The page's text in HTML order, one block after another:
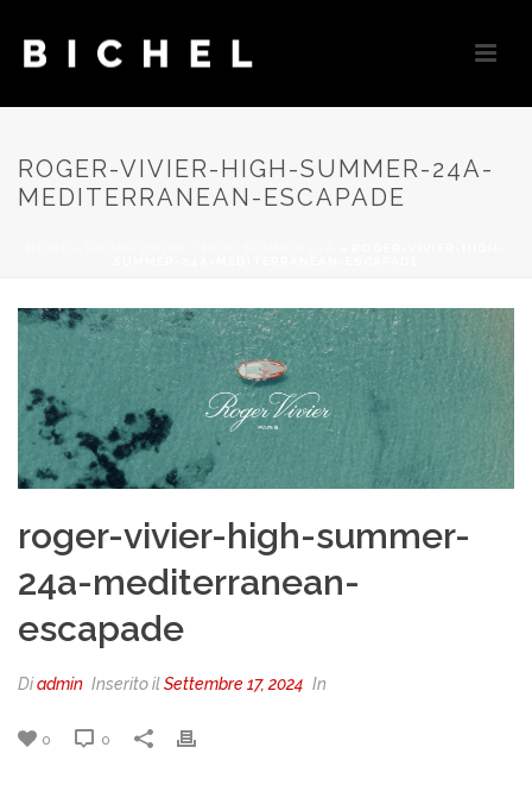
ROGER-VIVIER-HIGH-SUMMER-24A-
MEDITERRANEAN-ESCAPADE
roger-vivier-high-summer-
24a-mediterranean-
escapade
Diadmin Inserito ilSettembre 17, 2024 In
0 0